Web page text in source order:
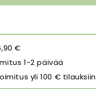
€
1-2 päivää
yli 100 € tilauksiin